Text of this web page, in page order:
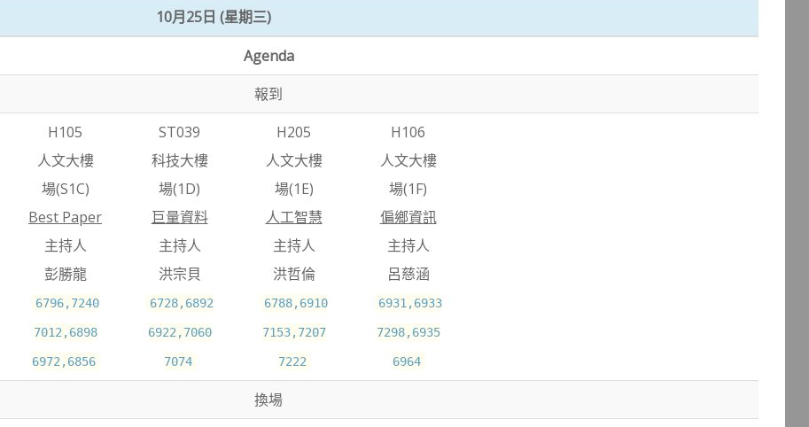
10月25日 (星期三)
Agenda
報到
H105
人文大樓
場(S1C)
Best Paper
主持人
彭勝龍
6796,7240
7012,6898
6972,6856
ST039
科技大樓
場(1D)
巨量資料
主持人
洪宗貝
6728,6892
6922,7060
7074
H205
人文大樓
場(1E)
人工智慧
主持人
洪哲倫
6788,6910
7153,7207
7222
H106
人文大樓
場(1F)
偏鄉資訊
主持人
呂慈涵
6931,6933
7298,6935
6964
換場